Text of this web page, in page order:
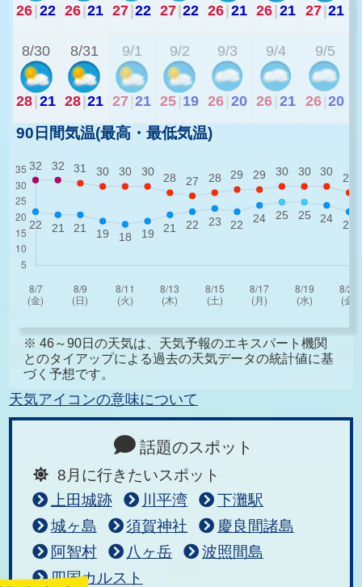
26 22 26 21 27 22 27 22 26 21 26 21 27 21
8/30
28 21
8/31
28 21
9/1
27 21
9/2
25 19
9/3
26 20
9/4
26 21
9/5
26 20
90日間気温(最高・最低気温)
※ 46～90日の天気は、天気予報のエキスパート機関
とのタイアップによる過去の天気データの統計値に基
づく予想です。
天気アイコンの意味について
話題のスポット
8月に行きたいスポット
上田城跡
川平湾
下灘駅
城ヶ島
須賀神社
慶良間諸島
阿智村
八ヶ岳
波照間島
四国カルスト